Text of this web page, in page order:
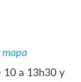
mapa
10 a 13h30 y